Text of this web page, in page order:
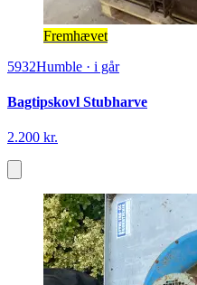
Fremhævet
5932Humble · i går
Bagtipskovl Stubharve
2.200 kr.